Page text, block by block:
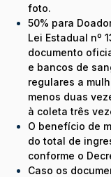
foto.
50% para
Lei Estadual nº
documento
e bancos de
regulares a
menos duas
à coleta três
O benefício de
do total de
conforme o
Caso os